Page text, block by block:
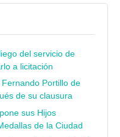
del servicio de
a licitación
Portillo de
de su clausura
sus Hijos
de la Ciudad